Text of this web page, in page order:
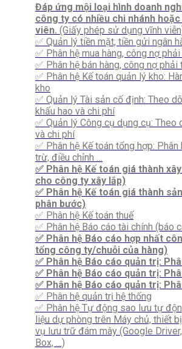
Đáp ứng mội loại hình doanh
công ty có nhiều chi nhánh
viên. (Giấy phép sử dụng vĩnh
✅ Quản lý tiền mặt, tiền gửi ngân
✅ Phân hệ mua hàng, công nợ
✅ Phân hệ bán hàng, công nợ phải
✅ Phân hệ Kế toán quản lý kho:
kho
✅ Quản lý Tài sản cố định: Theo
khấu hao và chi phí
✅ Quản lý Công cụ dụng cụ: Theo
và chi phí
✅ Phân hệ Kế toán tổng hợp: Phân
trừ, điều chỉnh …
✅ Phân hệ Kế toán giá thành
cho công ty xây lắp)
✅ Phân hệ Kế toán giá thành
phân bước)
✅ Phân hệ Kế toán thuế
✅ Phân hệ Báo cáo tài chính (báo
✅ Phân hệ Báo cáo hợp nhất
tổng công ty/chuỗi của hàng)
✅ Phân hệ Báo cáo quản trị:
✅ Phân hệ Báo cáo quản trị:
✅ Phân hệ Báo cáo quản trị:
✅ Phân hệ quản trị hệ thống
✅ Phân hệ Tự động sao lưu tự
liệu dự phòng trên Máy chủ, thiết
vụ lưu trữ đám mây (Google
Box, …)